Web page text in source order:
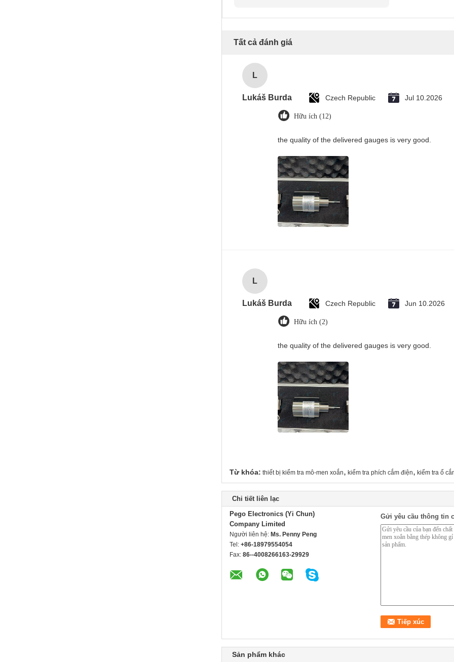
Tất cả đánh giá
L
Lukáš Burda Czech Republic Jul 10.2026
Hữu ích (12)
the quality of the delivered gauges is very good.
L
Lukáš Burda Czech Republic Jun 10.2026
Hữu ích (2)
the quality of the delivered gauges is very good.
Từ khóa: thiết bị kiểm tra mô-men xoắn, kiểm tra phích cắm điện, kiểm tra ổ
Chi tiết liên lạc
Pego Electronics (Yi Chun)
Company Limited
Người liên hệ: Ms. Penny Peng
Tel: +86-18979554054
Fax: 86--4008266163-29929
Gửi yêu cầu thông tin
Sản phẩm khác